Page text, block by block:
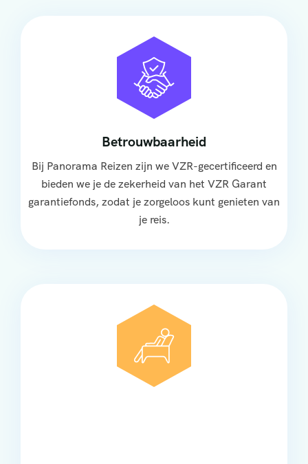
Betrouwbaarheid
Bij Panorama Reizen zijn we VZR-gecertificeerd en
bieden we je de zekerheid van het VZR Garant
garantiefonds, zodat je zorgeloos kunt genieten van
je reis.